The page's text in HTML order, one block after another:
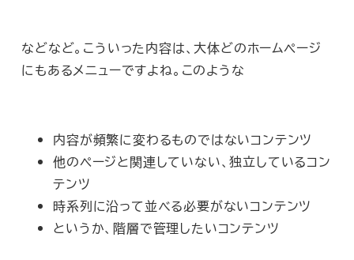
などなど。こういった内容は、大体どのホームページ
にもあるメニューですよね。このような
内容が頻繁に変わるものではないコンテンツ
他のページと関連していない、独立しているコン
テンツ
時系列に沿って並べる必要がないコンテンツ
というか、階層で管理したいコンテンツ